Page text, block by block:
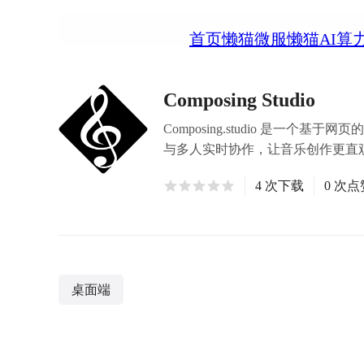
首页懒猫微服懒猫AI算
Composing Studio
Composing.studio 是一个基于网
与多人实时协作，让音乐创作更直
4 次下载 0 次点
桌面端